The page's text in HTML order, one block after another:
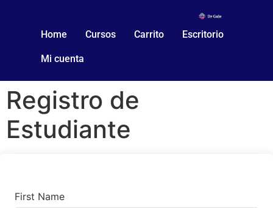
Home Cursos Carrito Escritorio
Mi cuenta
Registro de
Estudiante
First Name